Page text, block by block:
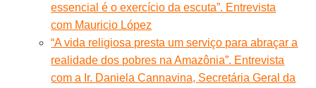
essencial é o exercício da escuta”. Entrevista
com Mauricio López
“A vida religiosa presta um serviço para abraçar a
realidade dos pobres na Amazônia”. Entrevista
com a Ir. Daniela Cannavina, Secretária Geral da